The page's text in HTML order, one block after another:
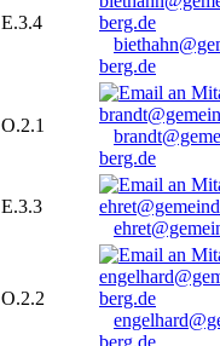
E.3.4
berg.de
O.2.1
berg.de
E.3.3
O.2.2